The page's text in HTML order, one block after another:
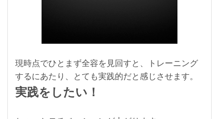
現時点でひとまず全容を見回すと、トレーニング
するにあたり、とても実践的だと感じさせます。
実践をしたい！